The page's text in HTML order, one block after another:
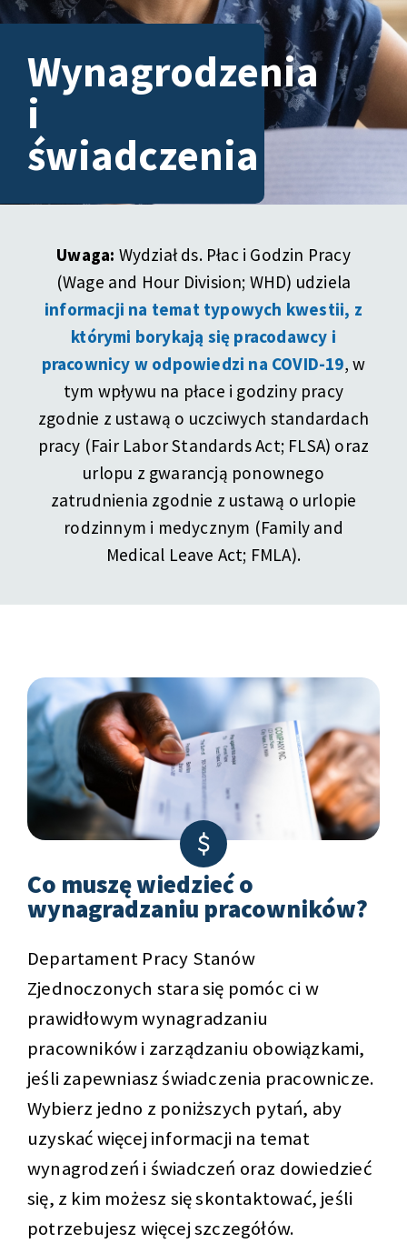
Wynagrodzenia
i
świadczenia
Uwaga: Wydział ds. Płac i Godzin Pracy
(Wage and Hour Division; WHD) udziela
informacji na temat typowych kwestii, z
którymi borykają się pracodawcy i
pracownicy w odpowiedzi na COVID-19, w
tym wpływu na płace i godziny pracy
zgodnie z ustawą o uczciwych standardach
pracy (Fair Labor Standards Act; FLSA) oraz
urlopu z gwarancją ponownego
zatrudnienia zgodnie z ustawą o urlopie
rodzinnym i medycznym (Family and
Medical Leave Act; FMLA).
Co muszę wiedzieć o
wynagradzaniu pracowników?
Departament Pracy Stanów
Zjednoczonych stara się pomóc ci w
prawidłowym wynagradzaniu
pracowników i zarządzaniu obowiązkami,
jeśli zapewniasz świadczenia pracownicze.
Wybierz jedno z poniższych pytań, aby
uzyskać więcej informacji na temat
wynagrodzeń i świadczeń oraz dowiedzieć
się, z kim możesz się skontaktować, jeśli
potrzebujesz więcej szczegółów.